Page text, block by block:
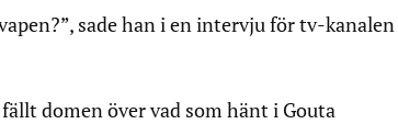
sade han i en intervju för tv-kanalen
domen över vad som hänt i Gouta